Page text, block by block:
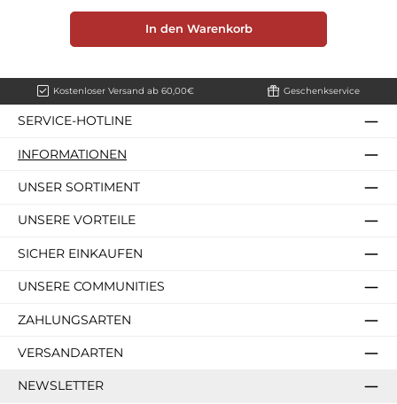
In den Warenkorb
Kostenloser Versand ab 60,00€ Geschenkservice
SERVICE-HOTLINE
INFORMATIONEN
UNSER SORTIMENT
UNSERE VORTEILE
SICHER EINKAUFEN
UNSERE COMMUNITIES
ZAHLUNGSARTEN
VERSANDARTEN
NEWSLETTER